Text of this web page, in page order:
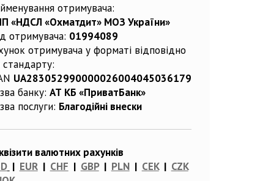
отримувача:
«НДСЛ «Охматдит» МОЗ України»
отримувача: 01994089
отримувача у форматі відповідно
UA283052990000026004045036179
банку: АТ КБ «ПриватБанк»
послуги: Благодійні внески
валютних рахунків
| EUR| CHF | GBP| PLN| CEK| CZK